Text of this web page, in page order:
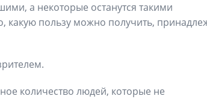
а некоторые останутся такими
какую пользу можно получить,
количество людей, которые не